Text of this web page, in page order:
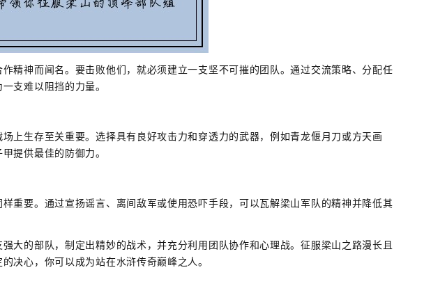
精神而闻名。要击败他们，就必须建立一支坚不可摧的团队。通过交流策略、分配任
支难以阻挡的力量。
上生存至关重要。选择具有良好攻击力和穿透力的武器，例如青龙偃月刀或方天画
提供最佳的防御力。
重要。通过宣扬谣言、离间敌军或使用恐吓手段，可以瓦解梁山军队的精神并降低其
大的部队，制定出精妙的战术，并充分利用团队协作和心理战。征服梁山之路漫长且
决心，你可以成为站在水浒传奇巅峰之人。